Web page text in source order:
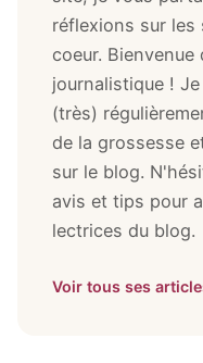
réflexions sur les
coeur.
journalistique !
(très)
de la grossesse
sur le blog.
avis et tips pour
lectrices du blog.
Voir tous ses